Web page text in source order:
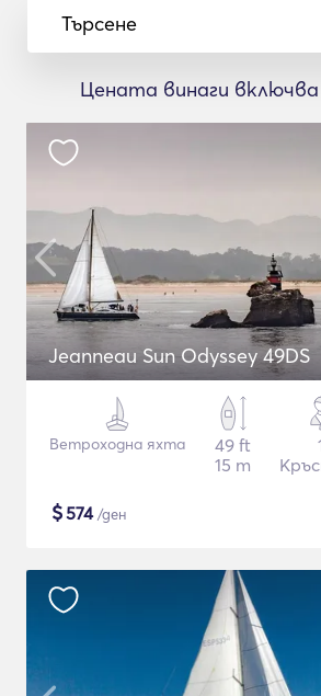
Търсене
Цената винаги
Jeanneau Sun Odyssey 49DS
Ветроходна яхта
49 ft
15 m
$574/ден